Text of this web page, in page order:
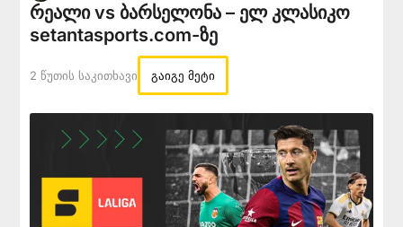
რეალი vs ბარსელონა – ელ კლასიკო
setantasports.com-ზე
2 Წუთის Საკითხავი გაიგე მეტი